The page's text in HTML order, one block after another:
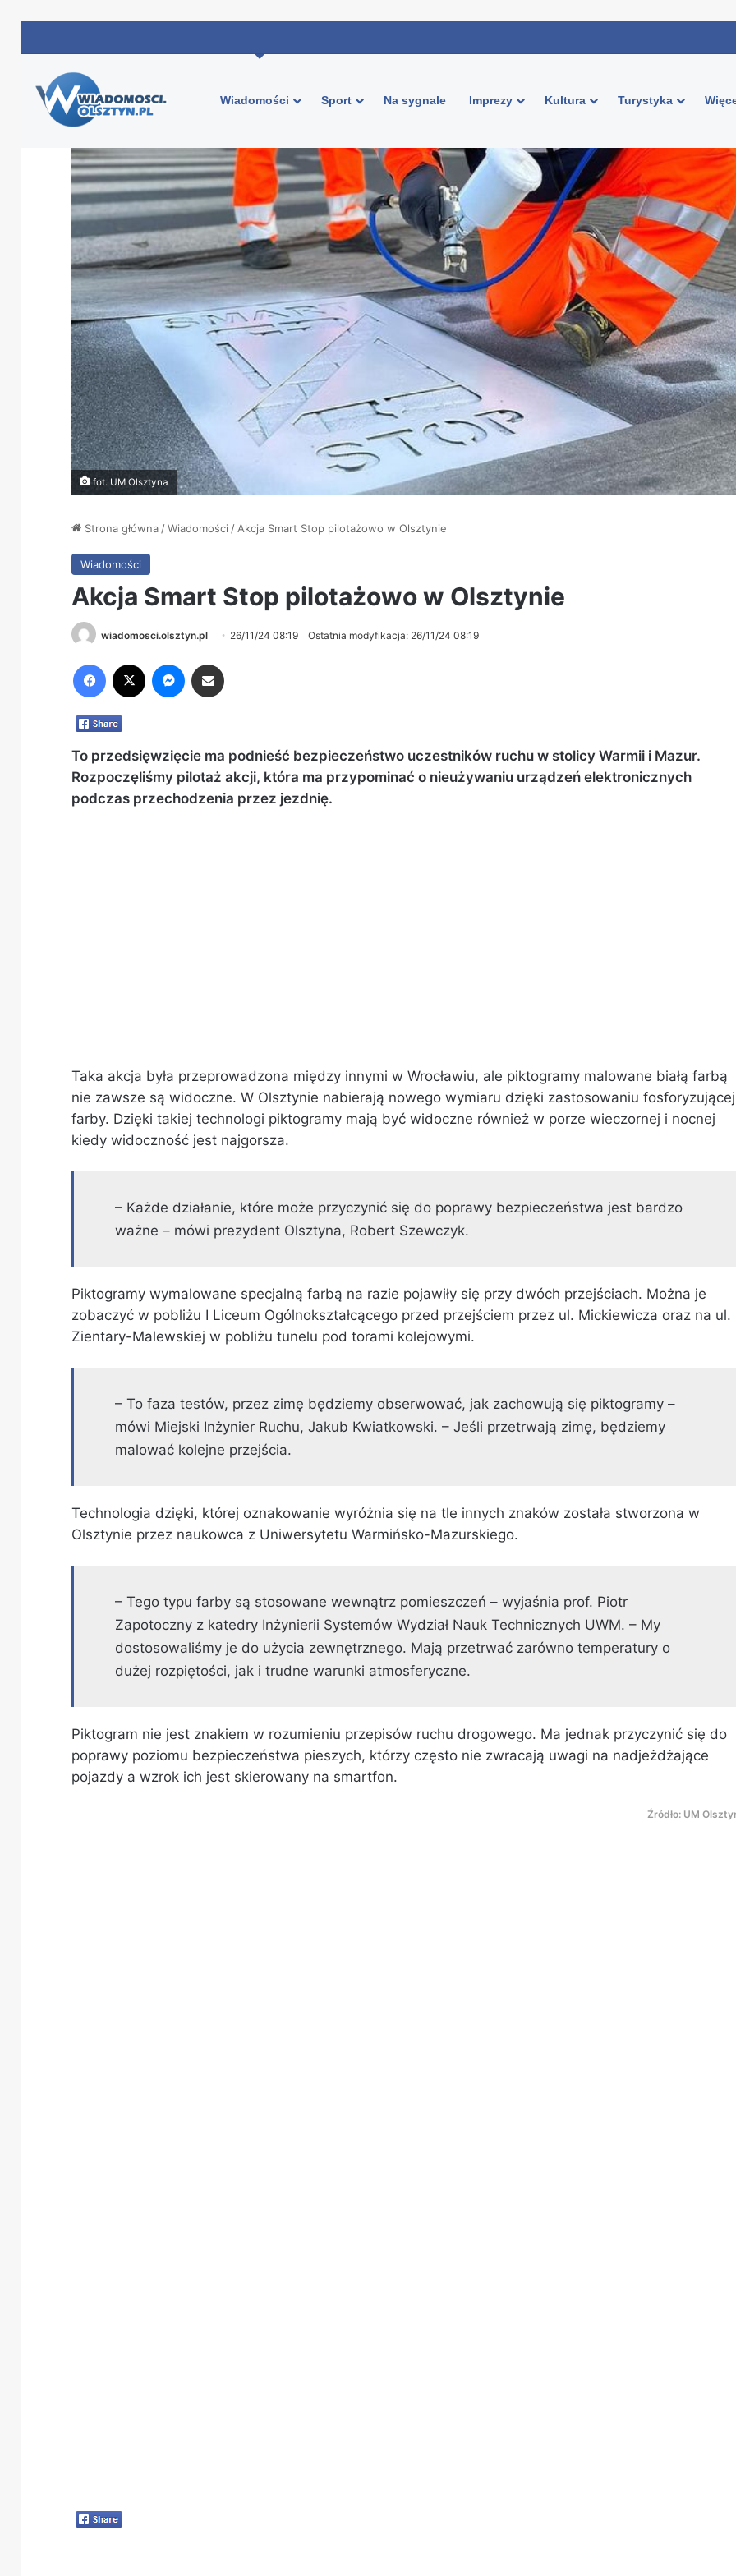
Wiadomości Sport Na sygnale Imprezy Kultura Turystyka
fot. UM Olsztyna
Strona główna /Wiadomości / Akcja Smart Stop pilotażowo w Olsztynie
Wiadomości
Akcja Smart Stop pilotażowo w Olsztynie
wiadomosci.olsztyn.pl 26/11/24 08:19 Ostatnia modyfikacja: 26/11/24 08:19
To przedsięwzięcie ma podnieść bezpieczeństwo uczestników ruchu w stolicy Warmii i Mazur.
Rozpoczęliśmy pilotaż akcji, która ma przypominać o nieużywaniu urządzeń elektronicznych
podczas przechodzenia przez jezdnię.
Taka akcja była przeprowadzona między innymi w Wrocławiu, ale piktogramy malowane białą farbą
nie zawsze są widoczne. W Olsztynie nabierają nowego wymiaru dzięki zastosowaniu fosforyzującej
farby. Dzięki takiej technologi piktogramy mają być widoczne również w porze wieczornej i nocnej
kiedy widoczność jest najgorsza.
– Każde działanie, które może przyczynić się do poprawy bezpieczeństwa jest bardzo
ważne – mówi prezydent Olsztyna, Robert Szewczyk.
Piktogramy wymalowane specjalną farbą na razie pojawiły się przy dwóch przejściach. Można je
zobaczyć w pobliżu I Liceum Ogólnokształcącego przed przejściem przez ul. Mickiewicza oraz na ul.
Zientary-Malewskiej w pobliżu tunelu pod torami kolejowymi.
– To faza testów, przez zimę będziemy obserwować, jak zachowują się piktogramy –
mówi Miejski Inżynier Ruchu, Jakub Kwiatkowski. – Jeśli przetrwają zimę, będziemy
malować kolejne przejścia.
Technologia dzięki, której oznakowanie wyróżnia się na tle innych znaków została stworzona w
Olsztynie przez naukowca z Uniwersytetu Warmińsko-Mazurskiego.
– Tego typu farby są stosowane wewnątrz pomieszczeń – wyjaśnia prof. Piotr
Zapotoczny z katedry Inżynierii Systemów Wydział Nauk Technicznych UWM. – My
dostosowaliśmy je do użycia zewnętrznego. Mają przetrwać zarówno temperatury o
dużej rozpiętości, jak i trudne warunki atmosferyczne.
Piktogram nie jest znakiem w rozumieniu przepisów ruchu drogowego. Ma jednak przyczynić się do
poprawy poziomu bezpieczeństwa pieszych, którzy często nie zwracają uwagi na nadjeżdżające
pojazdy a wzrok ich jest skierowany na smartfon.
Źródło: UM